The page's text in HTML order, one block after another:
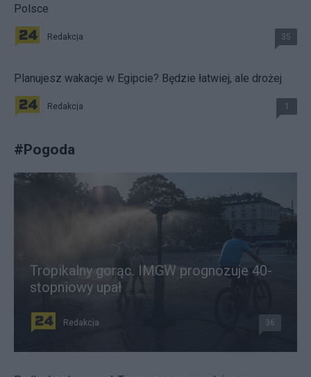
Polsce
Redakcja 35
Planujesz wakacje w Egipcie? Będzie łatwiej, ale drożej
Redakcja 1
#Pogoda
Tropikalny gorąc. IMGW prognozuje 40-
stopniowy upał
Redakcja 36